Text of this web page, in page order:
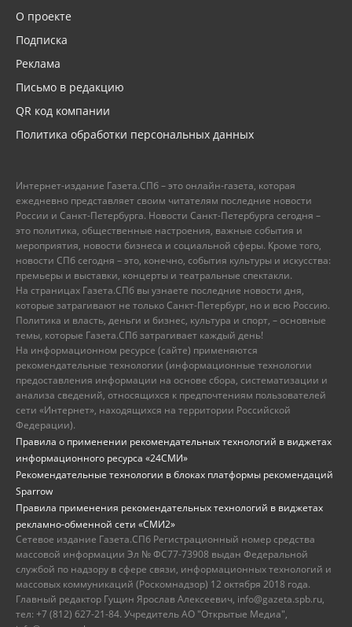
О проекте
Подписка
Реклама
Письмо в редакцию
QR код компании
Политика обработки персональных данных
Интернет-издание Газета.СПб – это онлайн-газета, которая
ежедневно представляет своим читателям последние новости
России и Санкт-Петербурга. Новости Санкт-Петербурга сегодня –
это политика, общественные настроения, важные события и
мероприятия, новости бизнеса и социальной сферы. Кроме того,
новости СПб сегодня – это, конечно, события культуры и искусства:
премьеры и выставки, концерты и театральные спектакли.
На страницах Газета.СПб вы узнаете последние новости дня,
которые затрагивают не только Санкт-Петербург, но и всю Россию.
Политика и власть, деньги и бизнес, культура и спорт, – основные
темы, которые Газета.СПб затрагивает каждый день!
На информационном ресурсе (сайте) применяются
рекомендательные технологии (информационные технологии
предоставления информации на основе сбора, систематизации и
анализа сведений, относящихся к предпочтениям пользователей
сети «Интернет», находящихся на территории Российской
Федерации).
Правила о применении рекомендательных технологий в виджетах
информационного ресурса «24СМИ»
Рекомендательные технологии в блоках платформы рекомендаций
Sparrow
Правила применения рекомендательных технологий в виджетах
рекламно-обменной сети «СМИ2»
Сетевое издание Газета.СПб Регистрационный номер средства
массовой информации Эл № ФС77-73908 выдан Федеральной
службой по надзору в сфере связи, информационных технологий и
массовых коммуникаций (Роскомнадзор) 12 октября 2018 года.
Главный редактор Гущин Ярослав Алексеевич, info@gazeta.spb.ru,
тел: +7 (812) 627-21-84. Учредитель АО "Открытые Медиа",